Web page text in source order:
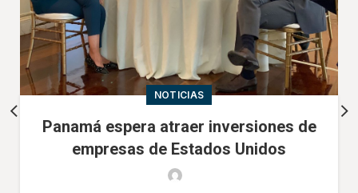
NOTICIAS
Panamá espera atraer inversiones de
empresas de Estados Unidos